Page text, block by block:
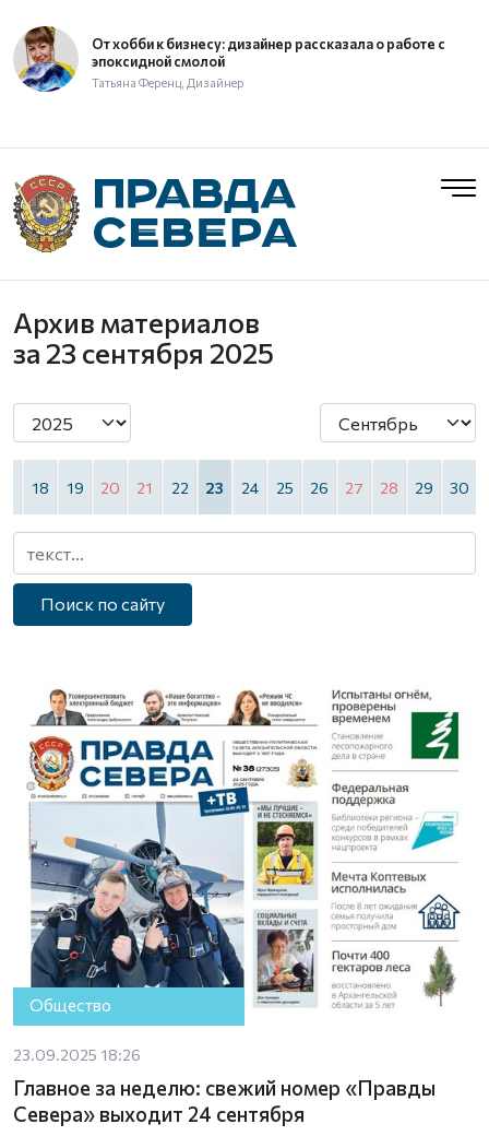
От хобби к бизнесу: дизайнер рассказала о работе с
эпоксидной смолой
Татьяна Ференц, Дизайнер
Архив материалов
за 23 сентября 2025
18 19 20 21 22 23 24 25 26 27 28 29 30
Поиск по сайту
Общество
23.09.2025 18:26
Главное за неделю: свежий номер «Правды
Севера» выходит 24 сентября